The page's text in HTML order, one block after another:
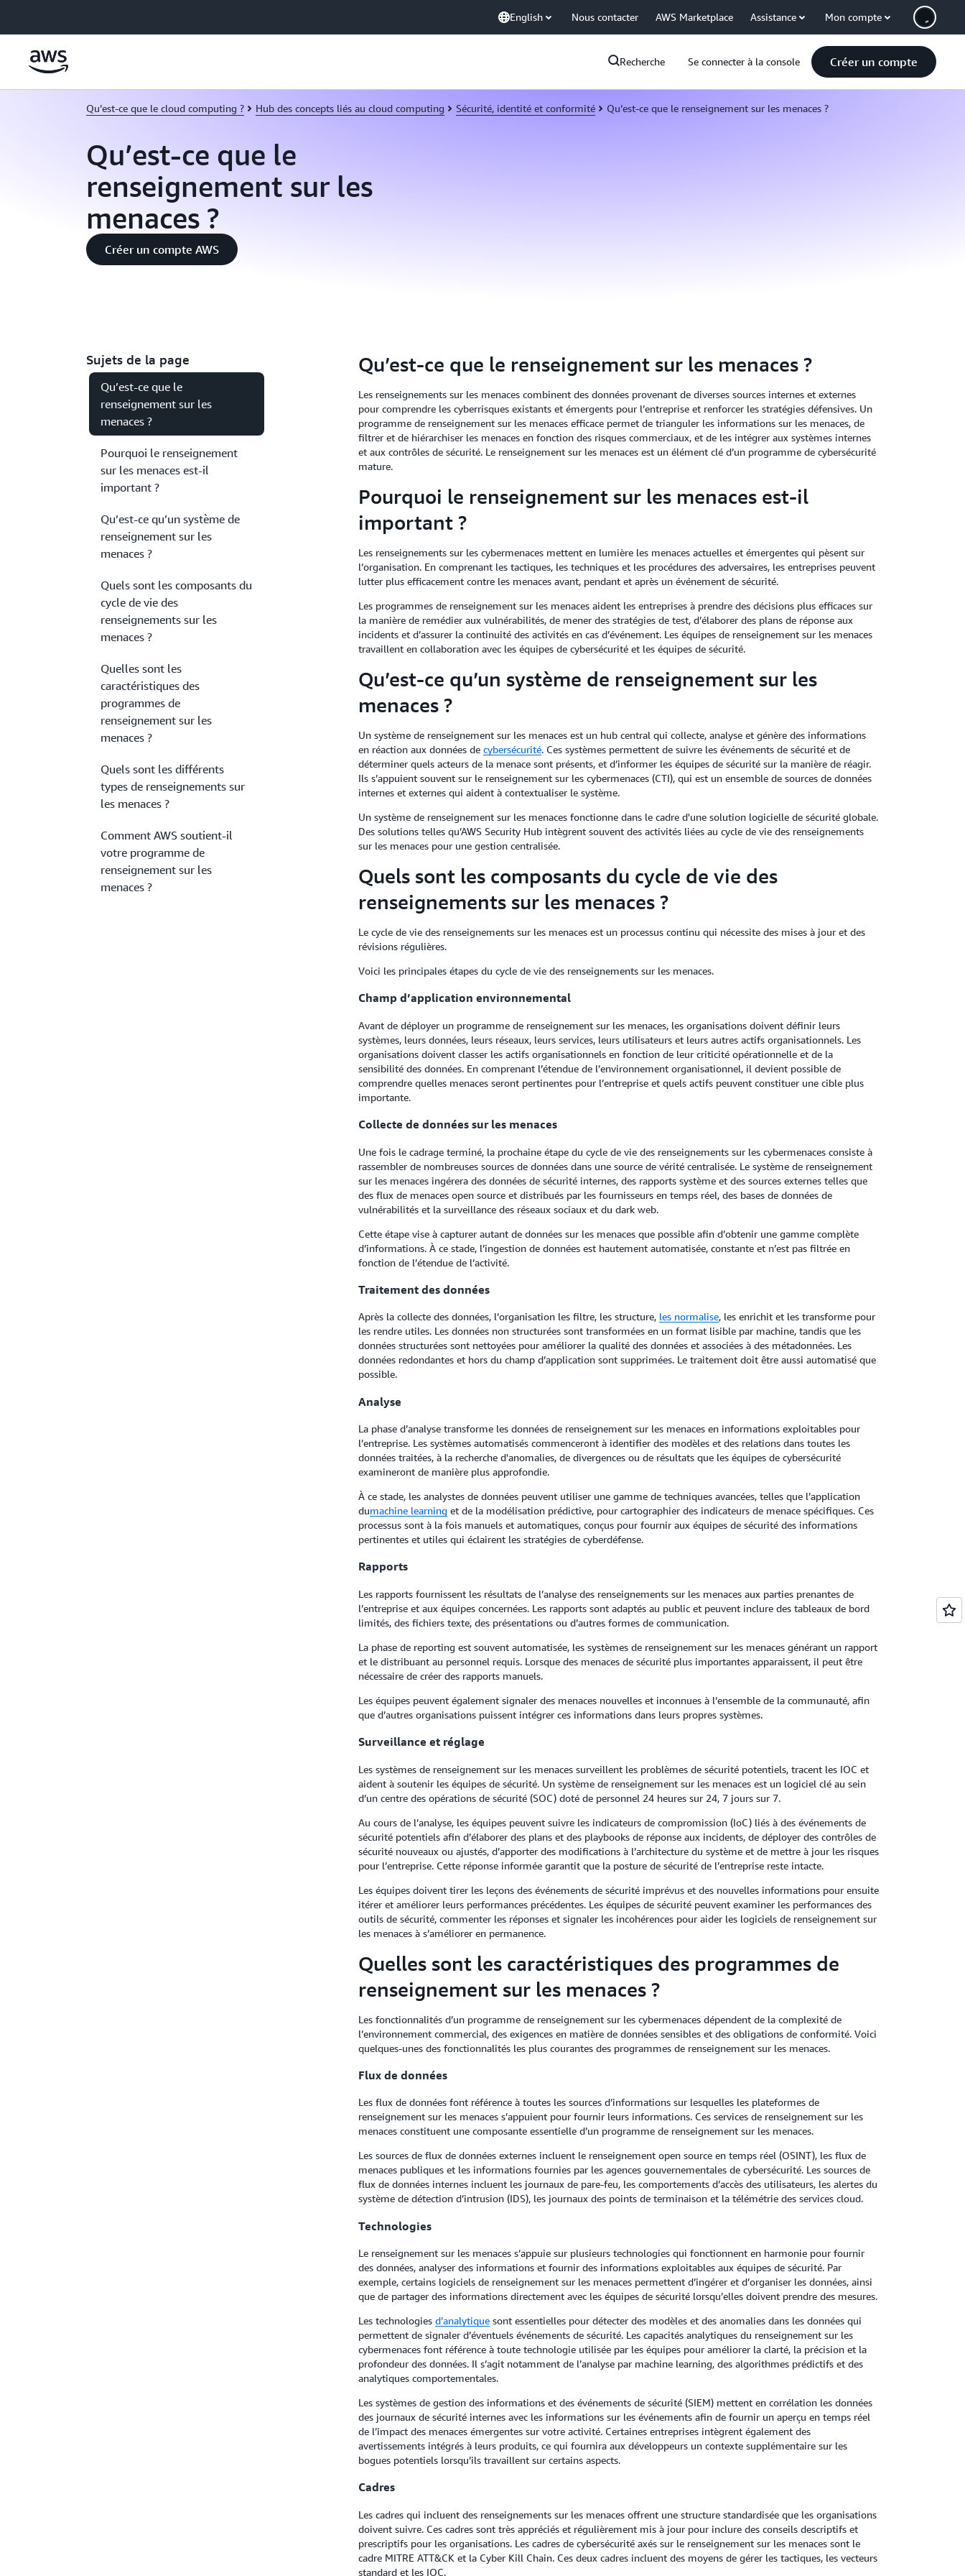
English Nous contacter AWS Marketplace Assistance Mon compte
Recherche Se connecter à la console Créer un compte
Qu’est-ce que le cloud computing ? Hub des concepts liés au cloud computing Sécurité, identité et conformité Qu’est-ce que le renseignement sur les menaces ?
Qu’est-ce que le
renseignement sur les
menaces ?
Créer un compte AWS
Sujets de la page
Qu’est-ce que le
renseignement sur les
menaces ?
Pourquoi le renseignement
sur les menaces est-il
important ?
Qu’est-ce qu’un système de
renseignement sur les
menaces ?
Quels sont les composants du
cycle de vie des
renseignements sur les
menaces ?
Quelles sont les
caractéristiques des
programmes de
renseignement sur les
menaces ?
Quels sont les différents
types de renseignements sur
les menaces ?
Comment AWS soutient-il
votre programme de
renseignement sur les
menaces ?
Qu’est-ce que le renseignement sur les menaces ?
Les renseignements sur les menaces combinent des données provenant de diverses sources internes et externes
pour comprendre les cyberrisques existants et émergents pour l’entreprise et renforcer les stratégies défensives. Un
programme de renseignement sur les menaces efficace permet de trianguler les informations sur les menaces, de
filtrer et de hiérarchiser les menaces en fonction des risques commerciaux, et de les intégrer aux systèmes internes
et aux contrôles de sécurité. Le renseignement sur les menaces est un élément clé d’un programme de cybersécurité
mature.
Pourquoi le renseignement sur les menaces est-il
important ?
Les renseignements sur les cybermenaces mettent en lumière les menaces actuelles et émergentes qui pèsent sur
l’organisation. En comprenant les tactiques, les techniques et les procédures des adversaires, les entreprises peuvent
lutter plus efficacement contre les menaces avant, pendant et après un événement de sécurité.
Les programmes de renseignement sur les menaces aident les entreprises à prendre des décisions plus efficaces sur
la manière de remédier aux vulnérabilités, de mener des stratégies de test, d’élaborer des plans de réponse aux
incidents et d’assurer la continuité des activités en cas d’événement. Les équipes de renseignement sur les menaces
travaillent en collaboration avec les équipes de cybersécurité et les équipes de sécurité.
Qu’est-ce qu’un système de renseignement sur les
menaces ?
Un système de renseignement sur les menaces est un hub central qui collecte, analyse et génère des informations
en réaction aux données de cybersécurité. Ces systèmes permettent de suivre les événements de sécurité et de
déterminer quels acteurs de la menace sont présents, et d’informer les équipes de sécurité sur la manière de réagir.
Ils s’appuient souvent sur le renseignement sur les cybermenaces (CTI), qui est un ensemble de sources de données
internes et externes qui aident à contextualiser le système.
Un système de renseignement sur les menaces fonctionne dans le cadre d'une solution logicielle de sécurité globale.
Des solutions telles qu’AWS Security Hub intègrent souvent des activités liées au cycle de vie des renseignements
sur les menaces pour une gestion centralisée.
Quels sont les composants du cycle de vie des
renseignements sur les menaces ?
Le cycle de vie des renseignements sur les menaces est un processus continu qui nécessite des mises à jour et des
révisions régulières.
Voici les principales étapes du cycle de vie des renseignements sur les menaces.
Champ d’application environnemental
Avant de déployer un programme de renseignement sur les menaces, les organisations doivent définir leurs
systèmes, leurs données, leurs réseaux, leurs services, leurs utilisateurs et leurs autres actifs organisationnels. Les
organisations doivent classer les actifs organisationnels en fonction de leur criticité opérationnelle et de la
sensibilité des données. En comprenant l’étendue de l’environnement organisationnel, il devient possible de
comprendre quelles menaces seront pertinentes pour l’entreprise et quels actifs peuvent constituer une cible plus
importante.
Collecte de données sur les menaces
Une fois le cadrage terminé, la prochaine étape du cycle de vie des renseignements sur les cybermenaces consiste à
rassembler de nombreuses sources de données dans une source de vérité centralisée. Le système de renseignement
sur les menaces ingérera des données de sécurité internes, des rapports système et des sources externes telles que
des flux de menaces open source et distribués par les fournisseurs en temps réel, des bases de données de
vulnérabilités et la surveillance des réseaux sociaux et du dark web.
Cette étape vise à capturer autant de données sur les menaces que possible afin d’obtenir une gamme complète
d’informations. À ce stade, l’ingestion de données est hautement automatisée, constante et n’est pas filtrée en
fonction de l’étendue de l’activité.
Traitement des données
Après la collecte des données, l’organisation les filtre, les structure, les normalise, les enrichit et les transforme pour
les rendre utiles. Les données non structurées sont transformées en un format lisible par machine, tandis que les
données structurées sont nettoyées pour améliorer la qualité des données et associées à des métadonnées. Les
données redondantes et hors du champ d’application sont supprimées. Le traitement doit être aussi automatisé que
possible.
Analyse
La phase d’analyse transforme les données de renseignement sur les menaces en informations exploitables pour
l’entreprise. Les systèmes automatisés commenceront à identifier des modèles et des relations dans toutes les
données traitées, à la recherche d'anomalies, de divergences ou de résultats que les équipes de cybersécurité
examineront de manière plus approfondie.
À ce stade, les analystes de données peuvent utiliser une gamme de techniques avancées, telles que l’application
dumachine learning et de la modélisation prédictive, pour cartographier des indicateurs de menace spécifiques. Ces
processus sont à la fois manuels et automatiques, conçus pour fournir aux équipes de sécurité des informations
pertinentes et utiles qui éclairent les stratégies de cyberdéfense.
Rapports
Les rapports fournissent les résultats de l’analyse des renseignements sur les menaces aux parties prenantes de
l’entreprise et aux équipes concernées. Les rapports sont adaptés au public et peuvent inclure des tableaux de bord
limités, des fichiers texte, des présentations ou d’autres formes de communication.
La phase de reporting est souvent automatisée, les systèmes de renseignement sur les menaces générant un rapport
et le distribuant au personnel requis. Lorsque des menaces de sécurité plus importantes apparaissent, il peut être
nécessaire de créer des rapports manuels.
Les équipes peuvent également signaler des menaces nouvelles et inconnues à l’ensemble de la communauté, afin
que d’autres organisations puissent intégrer ces informations dans leurs propres systèmes.
Surveillance et réglage
Les systèmes de renseignement sur les menaces surveillent les problèmes de sécurité potentiels, tracent les IOC et
aident à soutenir les équipes de sécurité. Un système de renseignement sur les menaces est un logiciel clé au sein
d’un centre des opérations de sécurité (SOC) doté de personnel 24 heures sur 24, 7 jours sur 7.
Au cours de l’analyse, les équipes peuvent suivre les indicateurs de compromission (IoC) liés à des événements de
sécurité potentiels afin d’élaborer des plans et des playbooks de réponse aux incidents, de déployer des contrôles de
sécurité nouveaux ou ajustés, d’apporter des modifications à l’architecture du système et de mettre à jour les risques
pour l’entreprise. Cette réponse informée garantit que la posture de sécurité de l’entreprise reste intacte.
Les équipes doivent tirer les leçons des événements de sécurité imprévus et des nouvelles informations pour ensuite
itérer et améliorer leurs performances précédentes. Les équipes de sécurité peuvent examiner les performances des
outils de sécurité, commenter les réponses et signaler les incohérences pour aider les logiciels de renseignement sur
les menaces à s’améliorer en permanence.
Quelles sont les caractéristiques des programmes de
renseignement sur les menaces ?
Les fonctionnalités d’un programme de renseignement sur les cybermenaces dépendent de la complexité de
l’environnement commercial, des exigences en matière de données sensibles et des obligations de conformité. Voici
quelques-unes des fonctionnalités les plus courantes des programmes de renseignement sur les menaces.
Flux de données
Les flux de données font référence à toutes les sources d’informations sur lesquelles les plateformes de
renseignement sur les menaces s’appuient pour fournir leurs informations. Ces services de renseignement sur les
menaces constituent une composante essentielle d’un programme de renseignement sur les menaces.
Les sources de flux de données externes incluent le renseignement open source en temps réel (OSINT), les flux de
menaces publiques et les informations fournies par les agences gouvernementales de cybersécurité. Les sources de
flux de données internes incluent les journaux de pare-feu, les comportements d’accès des utilisateurs, les alertes du
système de détection d’intrusion (IDS), les journaux des points de terminaison et la télémétrie des services cloud.
Technologies
Le renseignement sur les menaces s’appuie sur plusieurs technologies qui fonctionnent en harmonie pour fournir
des données, analyser des informations et fournir des informations exploitables aux équipes de sécurité. Par
exemple, certains logiciels de renseignement sur les menaces permettent d’ingérer et d’organiser les données, ainsi
que de partager des informations directement avec les équipes de sécurité lorsqu’elles doivent prendre des mesures.
Les technologies d’analytiquesont essentielles pour détecter des modèles et des anomalies dans les données qui
permettent de signaler d’éventuels événements de sécurité. Les capacités analytiques du renseignement sur les
cybermenaces font référence à toute technologie utilisée par les équipes pour améliorer la clarté, la précision et la
profondeur des données. Il s’agit notamment de l’analyse par machine learning, des algorithmes prédictifs et des
analytiques comportementales.
Les systèmes de gestion des informations et des événements de sécurité (SIEM) mettent en corrélation les données
des journaux de sécurité internes avec les informations sur les événements afin de fournir un aperçu en temps réel
de l’impact des menaces émergentes sur votre activité. Certaines entreprises intègrent également des
avertissements intégrés à leurs produits, ce qui fournira aux développeurs un contexte supplémentaire sur les
bogues potentiels lorsqu’ils travaillent sur certains aspects.
Cadres
Les cadres qui incluent des renseignements sur les menaces offrent une structure standardisée que les organisations
doivent suivre. Ces cadres sont très appréciés et régulièrement mis à jour pour inclure des conseils descriptifs et
prescriptifs pour les organisations. Les cadres de cybersécurité axés sur le renseignement sur les menaces sont le
cadre MITRE ATT&CK et la Cyber Kill Chain. Ces deux cadres incluent des moyens de gérer les tactiques, les vecteurs
standard et les IOC.